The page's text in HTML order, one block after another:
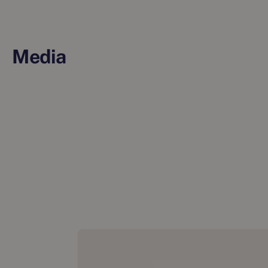
Media